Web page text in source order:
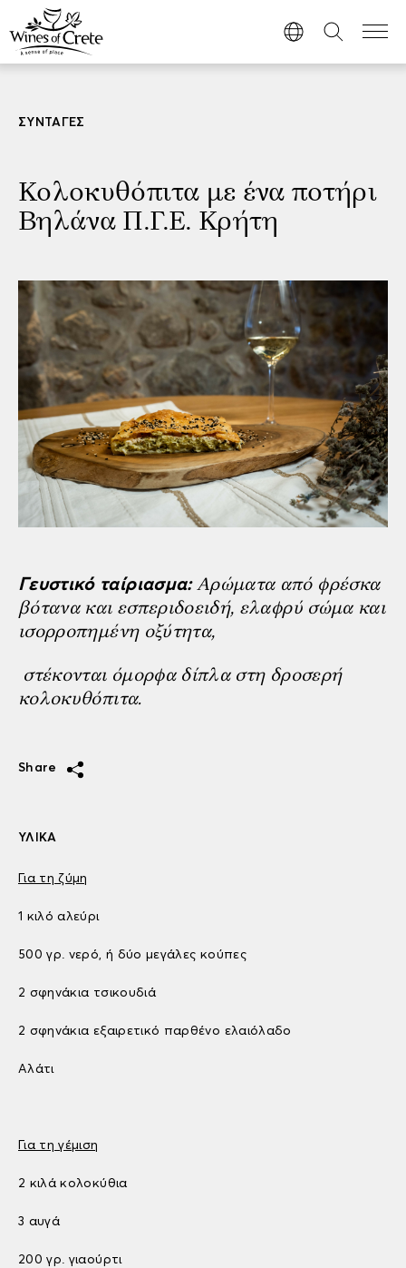
ΣΥΝΤΑΓΕΣ
Κολοκυθόπιτα με ένα ποτήρι
Βηλάνα Π.Γ.Ε. Κρήτη
Γευστικό ταίριασμα: Αρώματα από φρέσκα
βότανα και εσπεριδοειδή, ελαφρύ σώμα και
ισορροπημένη οξύτητα,
στέκονται όμορφα δίπλα στη δροσερή
κολοκυθόπιτα.
Share
ΥΛΙΚΑ
Για τη ζύμη
1 κιλό αλεύρι
500 γρ. νερό, ή δύο μεγάλες κούπες
2 σφηνάκια τσικουδιά
2 σφηνάκια εξαιρετικό παρθένο ελαιόλαδο
Αλάτι
Για τη γέμιση
2 κιλά κολοκύθια
3 αυγά
200 γρ. γιαούρτι